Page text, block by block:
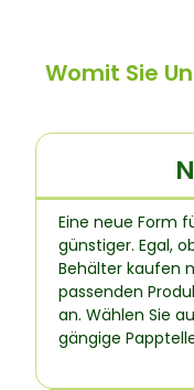
Womit Sie
Eine neue Form
günstiger. Egal,
Behälter kaufen
passenden
an. Wählen Sie
gängige